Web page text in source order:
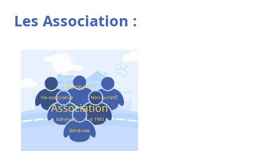
Les Association :